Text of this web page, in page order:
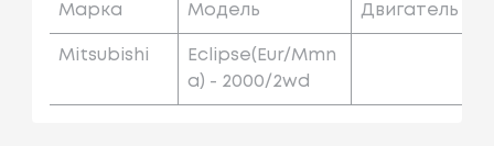
Марка Модель Двигатель
Mitsubishi
Eclipse(eur/mmn
A) - 2000/2wd